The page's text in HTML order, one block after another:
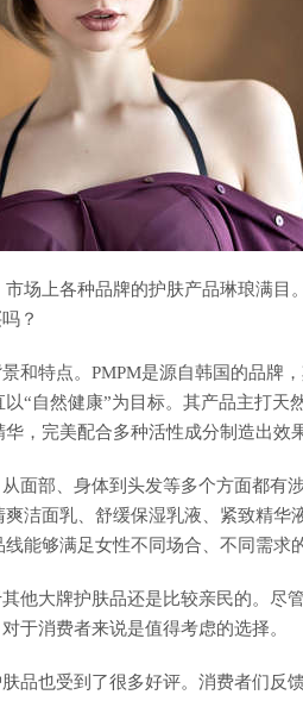
场上各种品牌的护肤产品琳琅满目
？
和特点。PMPM是源自韩国的品牌
“自然健康”为目标。其产品主打
，完美配合多种活性成分制造出效
面部、身体到头发等多个方面都有
洁面乳、舒缓保湿乳液、紧致精华
能够满足女性不同场合、不同需求
他大牌护肤品还是比较亲民的。尽
于消费者来说是值得考虑的选择。
品也受到了很多好评。消费者们反